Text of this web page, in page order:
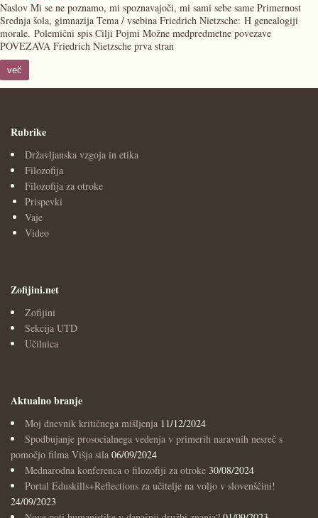
Naslov Mi se ne poznamo, mi spoznavajoči, mi sami sebe same Primernost
Srednja šola, gimnazija Tema / vsebina Friedrich Nietzsche: H genealogiji
morale. Polemični spis Cilji Pojmi Možne medpredmetne povezave
POVEZAVA Friedrich Nietzsche prva stran
več
Rubrike
Državljanska vzgoja in etika
Filozofija
Filozofija za otroke
Prispevki
Vaje
Video
Zofijini.net
Zofijini
Sekcija UTD
Učilnica
Aktualno branje
Moj dnevnik kritičnega mišljenja 11/12/2024
Spodbujanje prosocialnega vedenja v primerih naravnih nesreč s
pomočjo filma Višja sila 06/09/2024
Mednarodna konferenca o filozofiji za otroke 30/08/2024
Portal Eduskills+Reflections za učitelje na voljo v slovenščini!
24/09/2023